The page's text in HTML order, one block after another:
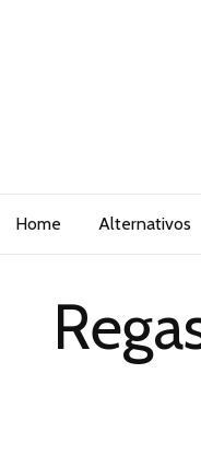
Home Alternativos